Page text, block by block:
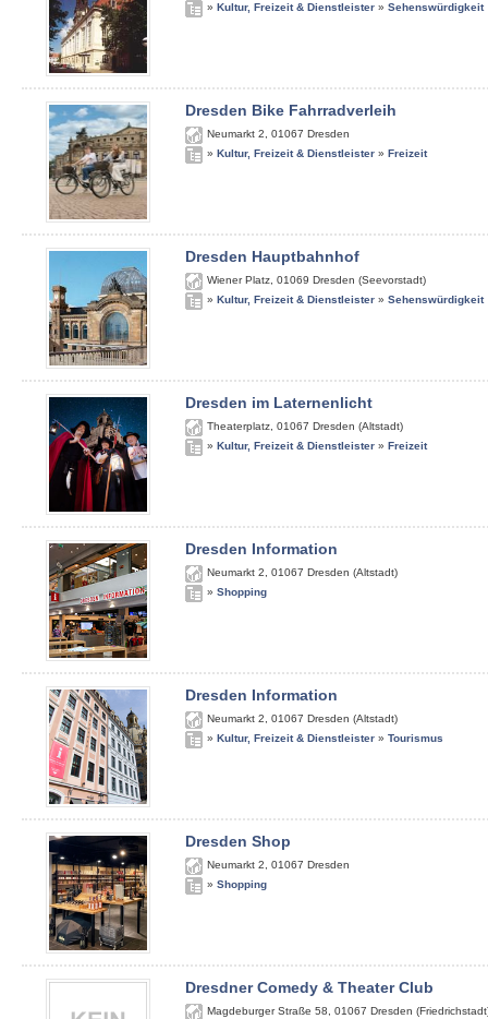
» Kultur, Freizeit & Dienstleister » Sehenswürdigkeit
Dresden Bike Fahrradverleih
Neumarkt 2 01067 Dresden
» Kultur, Freizeit & Dienstleister » Freizeit
Dresden Hauptbahnhof
Wiener Platz 01069 Dresden (Seevorstadt)
» Kultur, Freizeit & Dienstleister » Sehenswürdigkeit
Dresden im Laternenlicht
Theaterplatz 01067 Dresden (Altstadt)
» Kultur, Freizeit & Dienstleister » Freizeit
Dresden Information
Neumarkt 2 01067 Dresden (Altstadt)
» Shopping
Dresden Information
Neumarkt 2 01067 Dresden (Altstadt)
» Kultur, Freizeit & Dienstleister » Tourismus
Dresden Shop
Neumarkt 2 01067 Dresden
» Shopping
Dresdner Comedy & Theater Club
Magdeburger Straße 58 01067 Dresden